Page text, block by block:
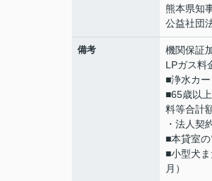
熊本県知
公益社団
備考
機関保証
LPガス料
■浄水カー
■65歳以
料等合計
・法人契
■本貸室の
■小型犬
月）